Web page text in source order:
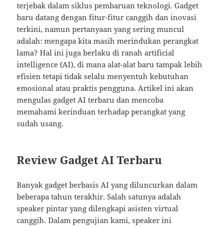
terjebak dalam siklus pembaruan teknologi. Gadget
baru datang dengan fitur-fitur canggih dan inovasi
terkini, namun pertanyaan yang sering muncul
adalah: mengapa kita masih merindukan perangkat
lama? Hal ini juga berlaku di ranah artificial
intelligence (AI), di mana alat-alat baru tampak lebih
efisien tetapi tidak selalu menyentuh kebutuhan
emosional atau praktis pengguna. Artikel ini akan
mengulas gadget AI terbaru dan mencoba
memahami kerinduan terhadap perangkat yang
sudah usang.
Review Gadget AI Terbaru
Banyak gadget berbasis AI yang diluncurkan dalam
beberapa tahun terakhir. Salah satunya adalah
speaker pintar yang dilengkapi asisten virtual
canggih. Dalam pengujian kami, speaker ini